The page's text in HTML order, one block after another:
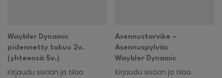
Waybler Dynamic
pidennetty takuu 2v.
(yhteensä 5v.)
Kirjaudu sisään ja tilaa.
Asennustarvike –
Asennuspylväs
Waybler Dynamic
Kirjaudu sisään ja tilaa.